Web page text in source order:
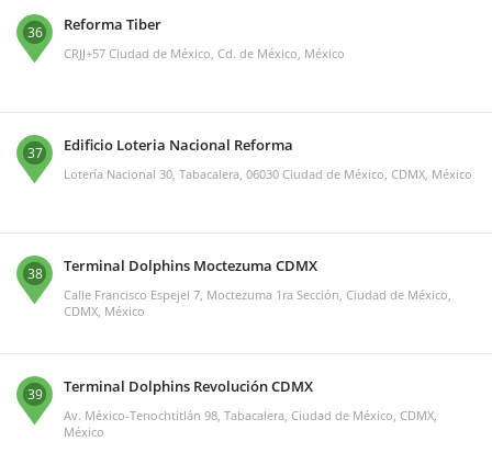
36 Reforma Tiber
CRJJ+57 Ciudad de México, Cd. de México, México
37 Edificio Loteria Nacional Reforma
Lotería Nacional 30, Tabacalera, 06030 Ciudad de México, CDMX, México
38 Terminal Dolphins Moctezuma CDMX
Calle Francisco Espejel 7, Moctezuma 1ra Sección, Ciudad de México,
CDMX, México
39 Terminal Dolphins Revolución CDMX
Av. México-Tenochtitlán 98, Tabacalera, Ciudad de México, CDMX,
México